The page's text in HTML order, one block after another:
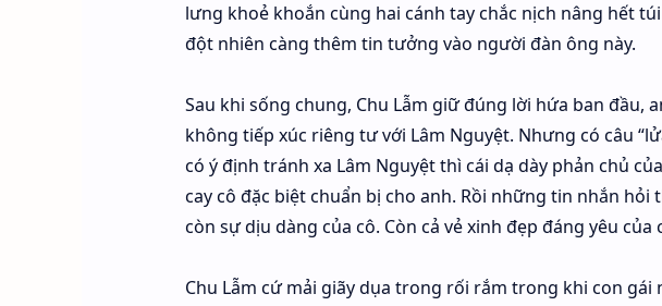
lưng khoẻ khoắn cùng hai cánh tay chắc nịch nâng hết
đột nhiên càng thêm tin tưởng vào người đàn ông này.
Sau khi sống chung, Chu Lẫm giữ đúng lời hứa ban đầu,
không tiếp xúc riêng tư với Lâm Nguyệt. Nhưng có câu
có ý định tránh xa Lâm Nguyệt thì cái dạ dày phản chủ
cay cô đặc biệt chuẩn bị cho anh. Rồi những tin nhắn
còn sự dịu dàng của cô. Còn cả vẻ xinh đẹp đáng yêu của
Chu Lẫm cứ mải giãy dụa trong rối rắm trong khi con